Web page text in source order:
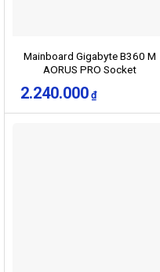
Mainboard Gigabyte B360 M
AORUS PRO Socket
2.240.000 ₫